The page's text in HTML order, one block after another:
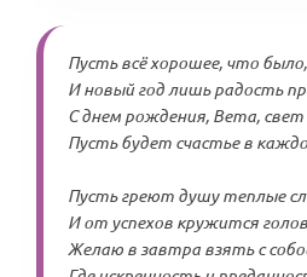
Пусть всё хорошее, что
И новый год лишь радость
С днем рождения, Вета, свет
Пусть будет счастье в
Пусть греют душу теплые
И от успехов кружится
Желаю в завтра взять с